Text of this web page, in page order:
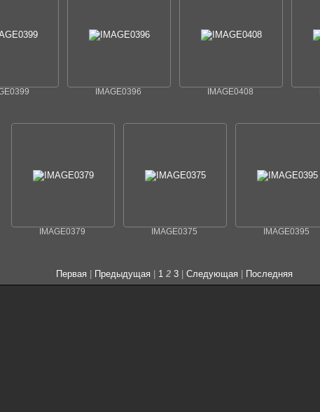
IMAGE0396 IMAGE0408
IMAGE0379 IMAGE0375 IMAGE0395
Первая Предыдущая 1 2 3 Следующая Последняя